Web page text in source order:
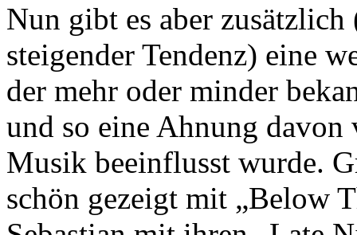
Nun gibt es aber
steigender Tendenz) eine
der mehr oder minder
und so eine Ahnung
Musik beeinflusst wurde.
schön gezeigt mit „Below